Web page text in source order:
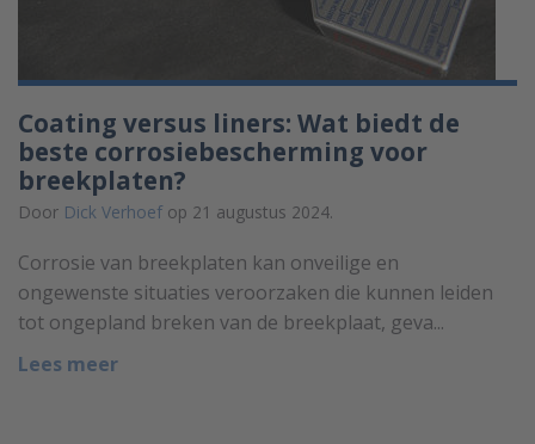
Coating versus liners: Wat biedt de
beste corrosiebescherming voor
breekplaten?
Door Dick Verhoef op 21 augustus 2024.
Corrosie van breekplaten kan onveilige en
ongewenste situaties veroorzaken die kunnen leiden
tot ongepland breken van de breekplaat, geva...
Lees meer